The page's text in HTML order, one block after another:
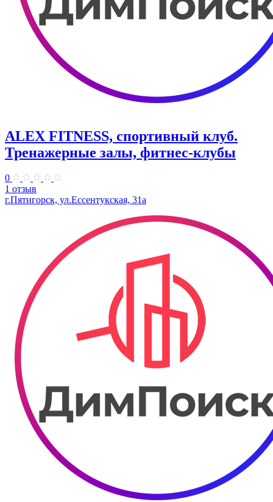
ALEX FITNESS, спортивный клуб.
Тренажерные залы, фитнес-клубы
0
1 отзыв
г.Пятигорск, ул.Ессентукская, 31а